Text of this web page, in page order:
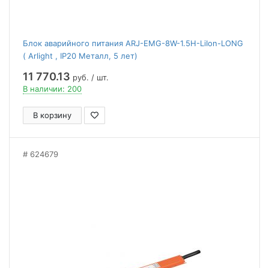
Блок аварийного питания ARJ-EMG-8W-1.5H-LiIon-LONG
( Arlight , IP20 Металл, 5 лет)
11 770.13 руб. / шт.
В наличии: 200
В корзину
624679